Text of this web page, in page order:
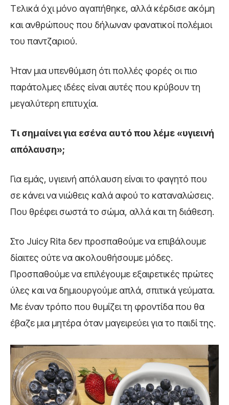
Τελικά όχι μόνο αγαπήθηκε, αλλά κέρδισε ακόμη
και ανθρώπους που δήλωναν φανατικοί πολέμιοι
του παντζαριού.
Ήταν μια υπενθύμιση ότι πολλές φορές οι πιο
παράτολμες ιδέες είναι αυτές που κρύβουν τη
μεγαλύτερη επιτυχία.
Τι σημαίνει για εσένα αυτό που λέμε «υγιεινή
απόλαυση»;
Για εμάς, υγιεινή απόλαυση είναι το φαγητό που
σε κάνει να νιώθεις καλά αφού το καταναλώσεις.
Που θρέφει σωστά το σώμα, αλλά και τη διάθεση.
Στο Juicy Rita δεν προσπαθούμε να επιβάλουμε
δίαιτες ούτε να ακολουθήσουμε μόδες.
Προσπαθούμε να επιλέγουμε εξαιρετικές πρώτες
ύλες και να δημιουργούμε απλά, σπιτικά γεύματα.
Με έναν τρόπο που θυμίζει τη φροντίδα που θα
έβαζε μια μητέρα όταν μαγειρεύει για το παιδί της.